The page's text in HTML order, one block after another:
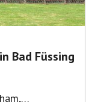
Bad Füssing